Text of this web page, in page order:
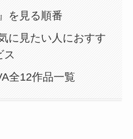
を見る順番
に見たい人におすす
ス
全12作品一覧